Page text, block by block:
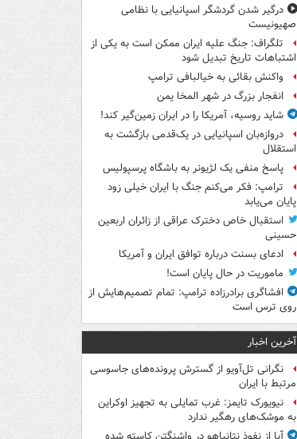
درگیر شدن گردشگر اسپانیایی با نظامی
صهیونیست
تلگراف: جنگ علیه ایران ممکن است به یکی از
اشتباهات تاریخ تبدیل شود
واکنش بقائی به خیالبافی ترامپ
انفجار بزرگ در شهر المخا یمن
شاید روسیه، آمریکا را در ایران زمین‌گیر کند!
دروازه‌بان اسپانیایی در یک‌قدمی بازگشت به
استقلال
پاسخ منفی یک لژیونر به باشگاه پرسپولیس
ترامپ: فکر می‌کنم جنگ با ایران خیلی زود
پایان می‌یابد
استقبال خاص دخترک عراقی از زائران اربعین
حسینی
ادعای بسنت درباره توافق ایران و آمریکا
ماموریت در حال پایان است!
افشاگری برادرزاده ترامپ: تمام تصمیم‌هایش از
روی ترس است
آخرین اخبار
نگرانی تل‌آویو از گسترش پرونده‌های جاسوسی
مرتبط با ایران
نیویورک تایمز: غرب تمایلی به تجهیز اوکراین
به موشک‌های رهگیر ندارد